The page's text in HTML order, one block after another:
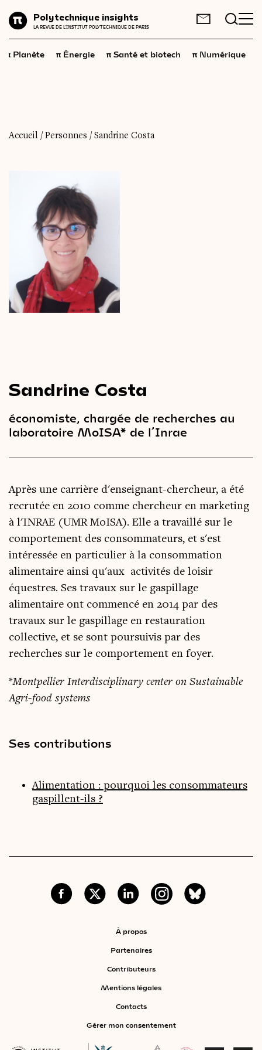
Polytechnique insights
LA REVUE DE L'INSTITUT POLYTECHNIQUE DE PARIS
Énergie
Santé
et biotech
Économie
Science et
Société
Géopolitique
Neurosciences
Le magazine 3,14
Vidéos
& Podcast
FR EN
π Planète π Énergie π Santé et biotech π Numérique
Accueil / Personnes / Sandrine Costa
Sandrine Costa
économiste, chargée de recherches au
laboratoire MoISA* de l’Inrae
Après une carrière d'enseignant-chercheur, a été
recrutée en 2010 comme chercheur en marketing
à l'INRAE (UMR MoISA). Elle a travaillé sur le
comportement des consommateurs, et s'est
intéressée en particulier à la consommation
alimentaire ainsi qu'aux activités de loisir
équestres. Ses travaux sur le gaspillage
alimentaire ont commencé en 2014 par des
travaux sur le gaspillage en restauration
collective, et se sont poursuivis par des
recherches sur le comportement en foyer.
*Montpellier Interdisciplinary center on Sustainable
Agri-food systems
Ses contributions
Alimentation : pourquoi les consommateurs
gaspillent-ils ?
À propos
Partenaires
Contributeurs
Mentions légales
Contacts
Gérer mon consentement